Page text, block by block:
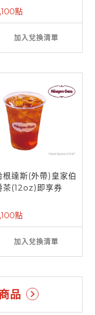
點
加入兌換清單
根達斯(外帶)皇家伯
茶(12oz)即享券
點
加入兌換清單
品